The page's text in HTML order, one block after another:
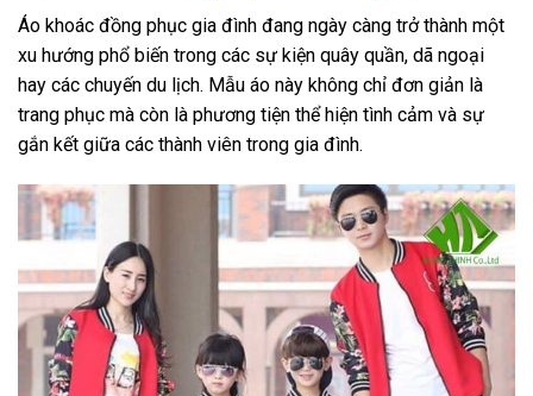
Áo khoác đồng phục gia đình đang ngày càng trở thành một
xu hướng phổ biến trong các sự kiện quây quần, dã ngoại
hay các chuyến du lịch. Mẫu áo này không chỉ đơn giản là
trang phục mà còn là phương tiện thể hiện tình cảm và sự
gắn kết giữa các thành viên trong gia đình.